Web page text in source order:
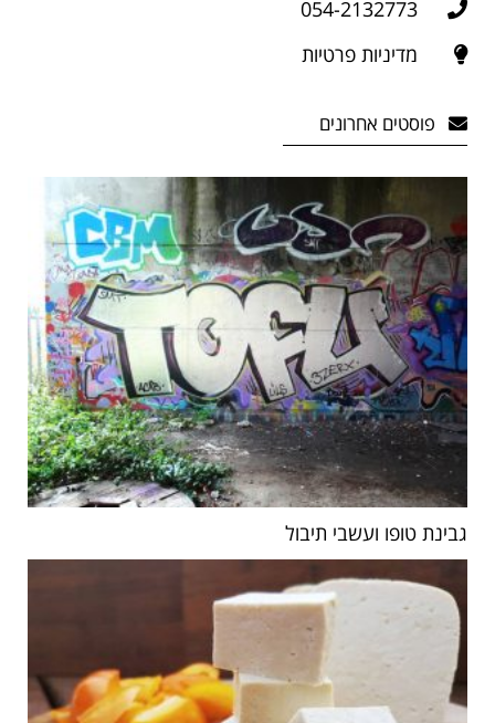
054-2132773
מדיניות פרטיות
פוסטים אחרונים
גבינת טופו ועשבי תיבול